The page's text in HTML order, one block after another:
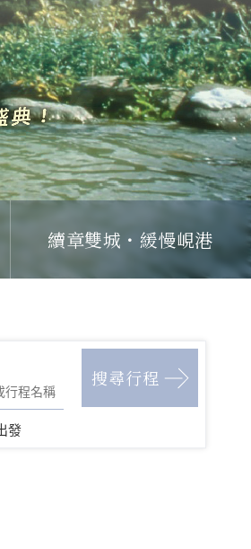
續章雙城・緩慢峴港
發